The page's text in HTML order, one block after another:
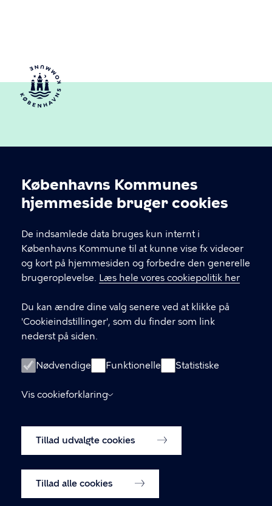
Cookieindstillinger
Københavns Kommunes
hjemmeside bruger cookies
De indsamlede data bruges kun internt i
Københavns Kommune til at kunne vise fx videoer
og kort på hjemmesiden og forbedre den generelle
brugeroplevelse. Læs hele vores cookiepolitik her
Du kan ændre dine valg senere ved at klikke på
'Cookieindstillinger', som du finder som link
nederst på siden.
Nødvendige Funktionelle Statistiske
Vis cookieforklaring
Tillad udvalgte cookies
Tillad alle cookies
Københavns Kommune
KONTAKT
Rådhuspladsen 1, 1550 København V
LINKS
Kontakt os
Cookiepolitik
Cookieindstillinger